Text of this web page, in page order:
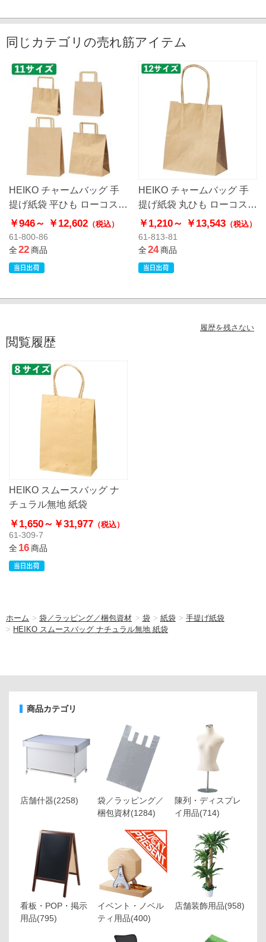
同じカテゴリの売れ筋アイテム
HEIKO チャームバッグ 手
提げ紙袋 平ひも ローコスト
タイプ 茶無地
￥946～ ￥12,602 （税込）
61-800-86
全22商品
HEIKO チャームバッグ 手
提げ紙袋 丸ひも ローコスト
タイプ 茶無地
￥1,210～ ￥13,543（税込）
61-813-81
全24商品
履歴を残さない
閲覧履歴
HEIKO スムースバッグ ナ
チュラル無地 紙袋
￥1,650～ ￥31,977 （税込）
61-309-7
全16商品
ホーム >袋／ラッピング／梱包資材 > 袋 > 紙袋 > 手提げ紙袋
> HEIKO スムースバッグ ナチュラル無地 紙袋
商品カテゴリ
店舗什器(2258)
袋／ラッピング／
梱包資材(1284)
陳列・ディスプレ
イ用品(714)
看板・POP・掲示
用品(795)
イベント・ノベル
ティ用品(400)
店舗装飾用品(958)